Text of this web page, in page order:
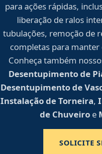
para ações rápidas,
liberação de ralos
tubulações, remoção de
completas para
Conheça também
Desentupimento de
Desentupimento de
Instalação de Torneira,
de Chuveiro e
SOLICITE